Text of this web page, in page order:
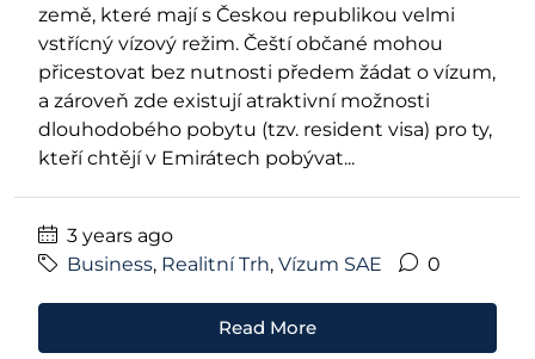
země, které mají s Českou republikou velmi
vstřícný vízový režim. Čeští občané mohou
přicestovat bez nutnosti předem žádat o vízum,
a zároveň zde existují atraktivní možnosti
dlouhodobého pobytu (tzv. resident visa) pro ty,
kteří chtějí v Emirátech pobývat...
3 years ago
Business, Realitní Trh, Vízum SAE 0
Read More